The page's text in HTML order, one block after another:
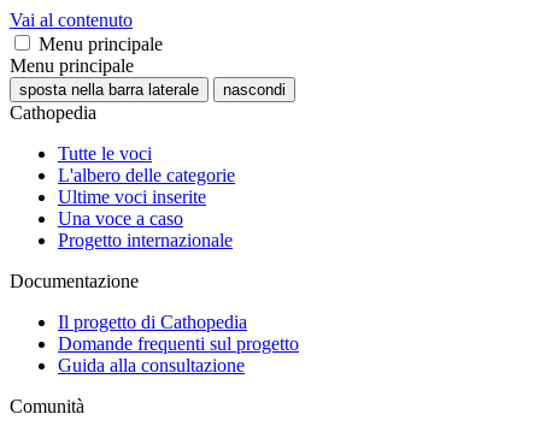
Vai al contenuto
Menu principale
Menu principale
sposta nella barra laterale nascondi
Cathopedia
Tutte le voci
L'albero delle categorie
Ultime voci inserite
Una voce a caso
Progetto internazionale
Documentazione
Il progetto di Cathopedia
Domande frequenti sul progetto
Guida alla consultazione
Comunità